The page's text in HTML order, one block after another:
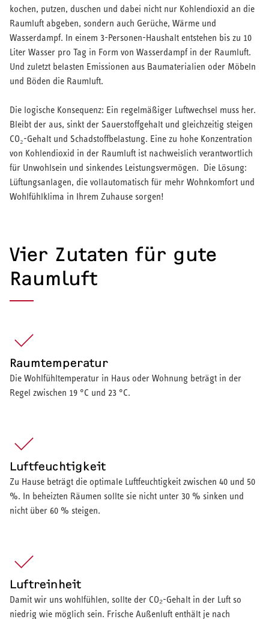
kochen, putzen, duschen und dabei nicht nur Kohlendioxid an die
Raumluft abgeben, sondern auch Gerüche, Wärme und
Wasserdampf. In einem 3-Personen-Haushalt entstehen bis zu 10
Liter Wasser pro Tag in Form von Wasserdampf in der Raumluft.
Und zuletzt belasten Emissionen aus Baumaterialien oder Möbeln
und Böden die Raumluft.
Die logische Konsequenz: Ein regelmäßiger Luftwechsel muss her.
Bleibt der aus, sinkt der Sauerstoffgehalt und gleichzeitig steigen
CO₂-Gehalt und Schadstoffbelastung. Eine zu hohe Konzentration
von Kohlendioxid in der Raumluft ist nachweislich verantwortlich
für Unwohlsein und sinkendes Leistungsvermögen. Die Lösung:
Lüftungsanlagen, die vollautomatisch für mehr Wohnkomfort und
Wohlfühlklima in Ihrem Zuhause sorgen!
Vier Zutaten für gute
Raumluft
Raumtemperatur
Die Wohlfühltemperatur in Haus oder Wohnung beträgt in der
Regel zwischen 19 °C und 23 °C.
Luftfeuchtigkeit
Zu Hause beträgt die optimale Luftfeuchtigkeit zwischen 40 und 50
%. In beheizten Räumen sollte sie nicht unter 30 % sinken und
nicht über 60 % steigen.
Luftreinheit
Damit wir uns wohlfühlen, sollte der CO₂-Gehalt in der Luft so
niedrig wie möglich sein. Frische Außenluft enthält je nach